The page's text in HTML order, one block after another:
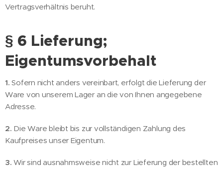
Vertragsverhältnis beruht.
§ 6 Lieferung;
Eigentumsvorbehalt
1. Sofern nicht anders vereinbart, erfolgt die Lieferung der
Ware von unserem Lager an die von Ihnen angegebene
Adresse.
2. Die Ware bleibt bis zur vollständigen Zahlung des
Kaufpreises unser Eigentum.
3. Wir sind ausnahmsweise nicht zur Lieferung der bestellten